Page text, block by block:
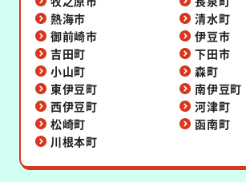
熱海市
清水町
御前崎市
伊豆市
吉田町
下田市
小山町
森町
東伊豆町
南伊豆町
西伊豆町
河津町
松崎町
函南町
川根本町